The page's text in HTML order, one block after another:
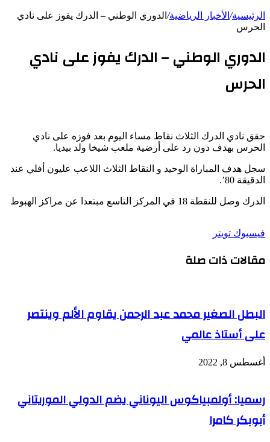
الرئيسية/ الأخبار الرياضية/ الدوري الوطني – الدرك يفوز على نادي
الحرس
الدوري الوطني – الدرك يفوز على نادي
الحرس
حقق نادي الدرك الثلاث نقاط مساء اليوم بعد فوزه على نادي
الحرس بهدف دون رد على أرضية ملعب شيخا ولد بيديا.
سجل هدف المباراة الوحيد و النقاط الثلاث اللاعب عليون أفلي عند
الدقيقة 80’.
الدرك وصل للنقطة 18 في المركز التاسع مبتعدا عن مراكز الهبوط
فيسبوك تويتر
البريد
مقالات ذات صلة
البطل الصغير محمد عبد الرحمن يقاوم الألم وينتصر
على أستاذ عالمي
أغسطس 8, 2022
رسميا: أولمبياكوس اليوناني يضم الدولي الموريتاني
أبوبكر كامرا